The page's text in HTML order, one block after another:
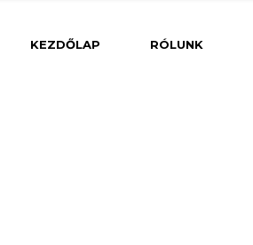
KEZDŐLAP RÓLUNK